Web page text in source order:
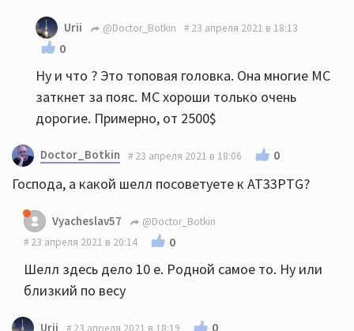
Urii @Doctor_Botkin 23 апреля 2021 в 18:13
0
Ну и что ? Это топовая головка. Она многие МС
заткнет за пояс. МС хороши только очень
дорогие. Примерно, от 2500$
Doctor_Botkin 23 апреля 2021 в 18:06 0
Господа, а какой шелл посоветуете к AT33PTG?
Vyacheslav57
@Doctor_Botkin
23 апреля 2021 в 20:14
0
Шелл здесь дело 10 е. Родной самое то. Ну или
близкий по весу
Urii 23 апреля 2021 в 18:19 0